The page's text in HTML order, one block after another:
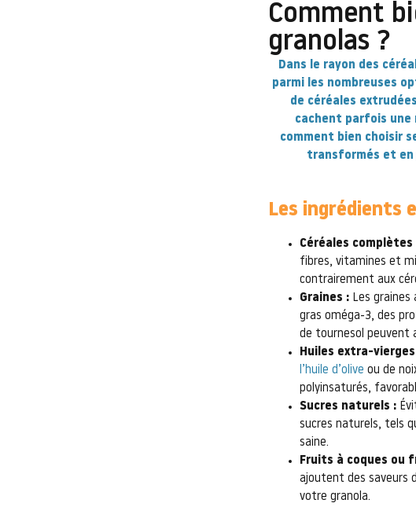
Comment
granolas ?
Dans le rayon des
parmi les nombreuses
de céréales
cachent parfois une
comment bien choisir
transformés et en
Les ingrédients
Céréales complètes
fibres, vitamines et
contrairement aux
Graines : Les
gras oméga-3, des
de tournesol peuvent
Huiles extra-
l’huile d’olive ou de
polyinsaturés,
Sucres naturels :
sucres naturels, tels
saine.
Fruits à coques ou
ajoutent des saveurs
votre granola.